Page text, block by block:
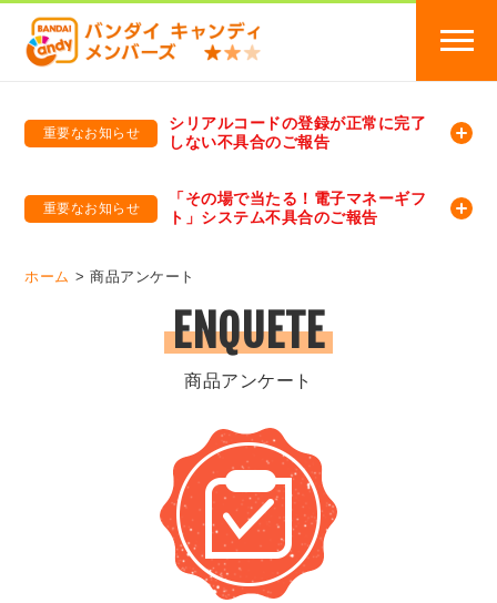
重要なお知らせ
シリアルコードの登録が正常に完了
しない不具合のご報告
重要なお知らせ
「その場で当たる！電子マネーギフ
ト」システム不具合のご報告
ホーム 商品アンケート
ENQUETE
商品アンケート